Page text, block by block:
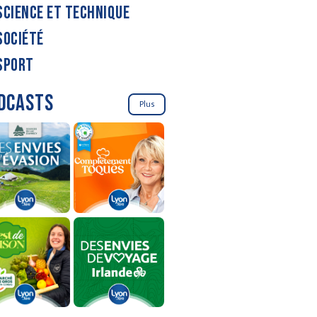
ET TECHNIQUE
Plus